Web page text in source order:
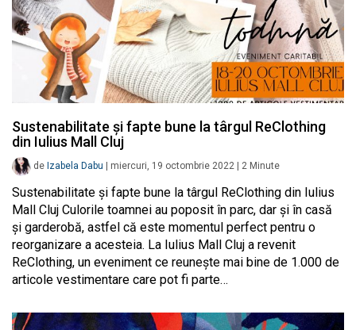
Sustenabilitate și fapte bune la târgul ReClothing
din Iulius Mall Cluj
de Izabela Dabu miercuri, 19 octombrie 2022 2 Minute
Sustenabilitate și fapte bune la târgul ReClothing din Iulius
Mall Cluj Culorile toamnei au poposit în parc, dar și în casă
și garderobă, astfel că este momentul perfect pentru o
reorganizare a acesteia. La Iulius Mall Cluj a revenit
ReClothing, un eveniment ce reunește mai bine de 1.000 de
articole vestimentare care pot fi parte…